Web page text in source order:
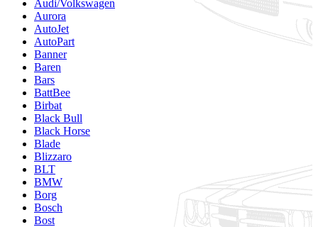
Audi/Volkswagen
Aurora
AutoJet
AutoPart
Banner
Baren
Bars
BattBee
Birbat
Black Bull
Black Horse
Blade
Blizzaro
BLT
BMW
Borg
Bosch
Bost